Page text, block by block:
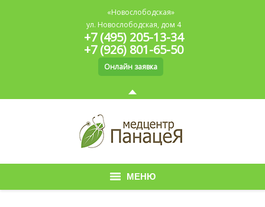
«Новослободская»
ул. Новослободская, дом 4
+7 (495) 205-13-34
+7 (926) 801-65-50
Онлайн заявка
МЕНЮ